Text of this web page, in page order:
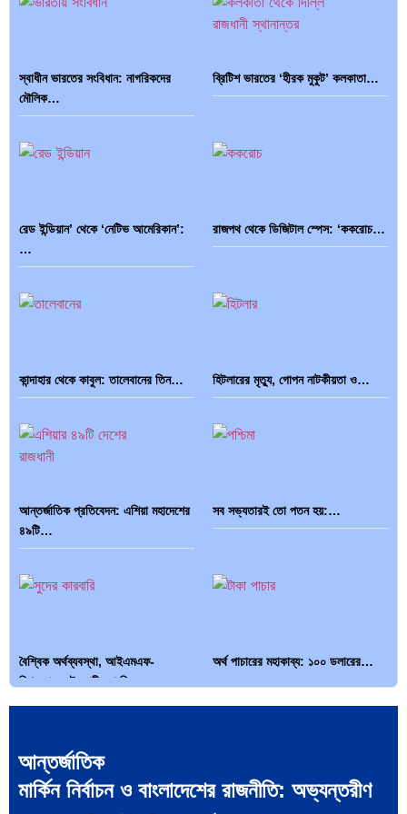
স্বাধীন ভারতের সংবিধান: নাগরিকদের
মৌলিক…
ব্রিটিশ ভারতের ‘হীরক মুকুট’ কলকাতা…
রেড ইন্ডিয়ান’ থেকে ‘নেটিভ আমেরিকান’:
…
রাজপথ থেকে ডিজিটাল স্পেস: ‘ককরোচ…
কান্দাহার থেকে কাবুল: তালেবানের তিন… হিটলারের মৃত্যু, গোপন নাটকীয়তা ও…
আন্তর্জাতিক প্রতিবেদন: এশিয়া মহাদেশের
৪৯টি…
সব সভ্যতারই তো পতন হয়:…
বৈশ্বিক অর্থব্যবস্থা, আইএমএফ-
বিশ্বব্যাংক, ইসলামী ব্যাংকিং…
অর্থ পাচারের মহাকাব্য: ১০০ ডলারের…
আন্তর্জাতিক
মার্কিন নির্বাচন ও বাংলাদেশের রাজনীতি: অভ্যন্তরীণ